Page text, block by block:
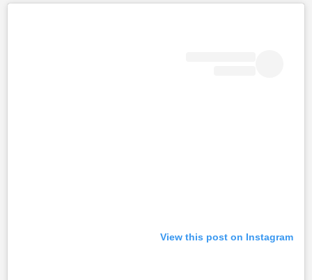
View this post on Instagram